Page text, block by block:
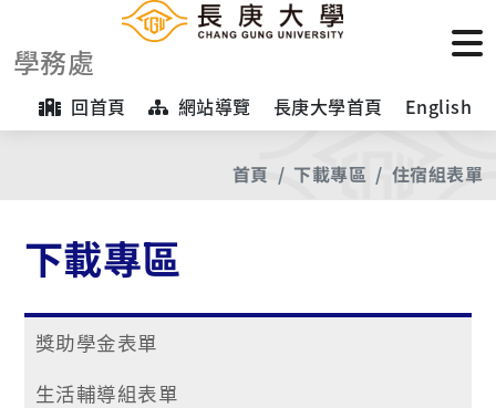
學務處
回首頁 網站導覽 長庚大學首頁 English
首頁 下載專區 住宿組表單
下載專區
獎助學金表單
生活輔導組表單